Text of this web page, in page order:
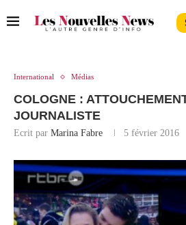
International Médias
COLOGNE :
JOURNALISTE
Ecrit par Marina Fabre 5 février 2016